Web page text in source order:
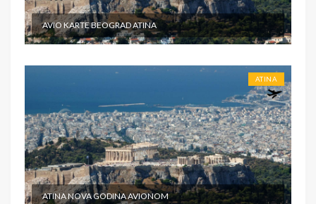
AVIO KARTE BEOGRAD ATINA
ATINA
ATINA NOVA GODINA AVIONOM